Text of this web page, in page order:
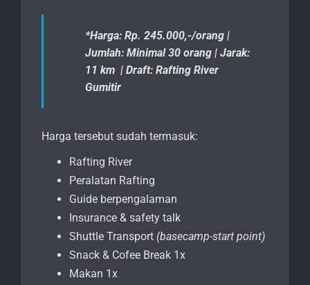
*Harga: Rp. 245.000,-/orang |
Jumlah: Minimal 30 orang | Jarak:
11 km | Draft: Rafting River
Gumitir
Harga tersebut sudah termasuk:
Rafting River
Peralatan Rafting
Guide berpengalaman
Insurance & safety talk
Shuttle Transport (basecamp-start point)
Snack & Cofee Break 1x
Makan 1x